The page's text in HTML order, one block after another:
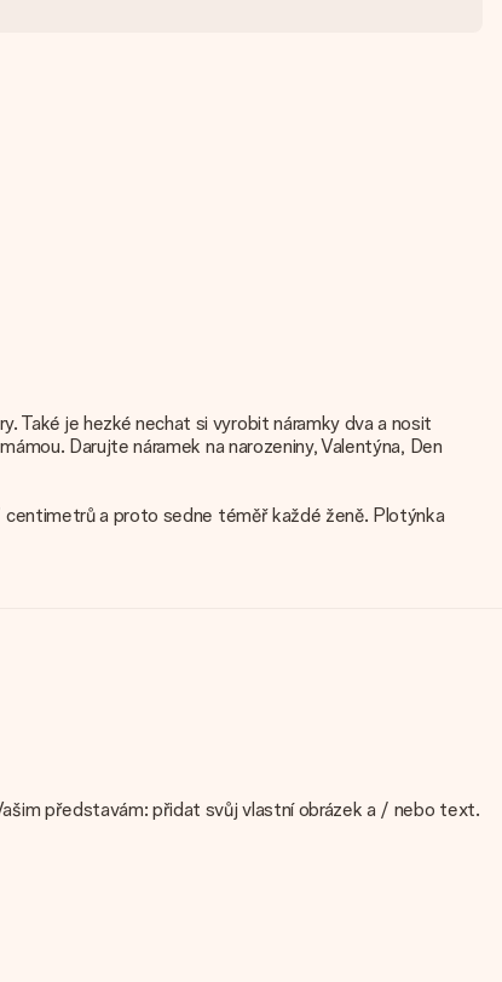
Také je hezké nechat si vyrobit náramky dva a nosit
Darujte náramek na narozeniny, Valentýna, Den
centimetrů a proto sedne téměř každé ženě. Plotýnka
představám: přidat svůj vlastní obrázek a / nebo text.
snímku, kontaktujte náš zákaznický servis a přiložte